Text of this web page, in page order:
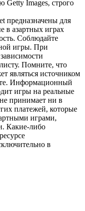
Getty Images, строго
предназначены для
в азартных играх
Соблюдайте
игры. При
Помните, что
являться источником
Информационный
игры на реальные
принимает ни в
платежей, которые
играми,
Какие-либо
в